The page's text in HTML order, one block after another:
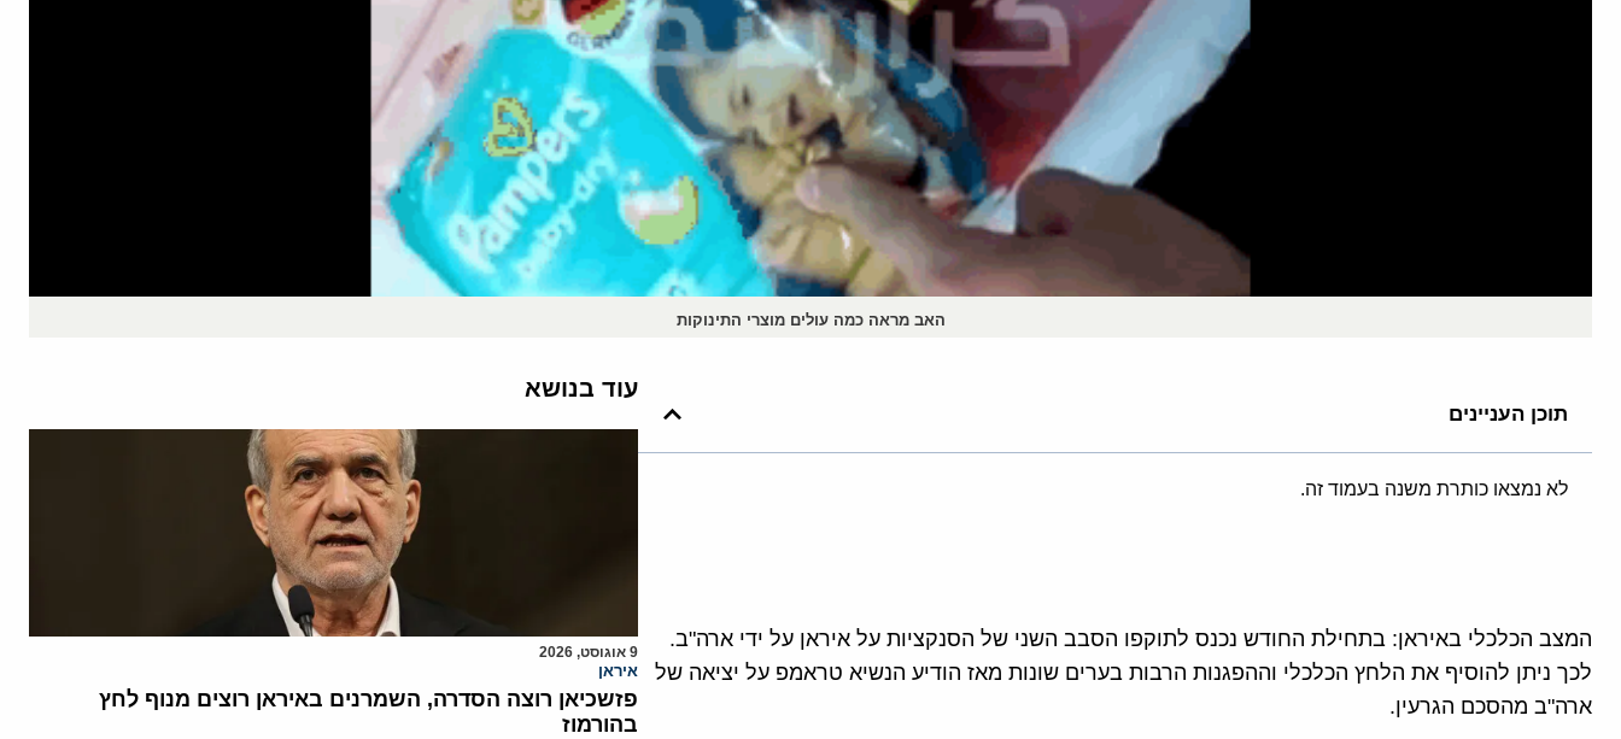
האב מראה כמה עולים מוצרי התינוקות
תוכן העניינים
לא נמצאו כותרת משנה בעמוד זה.
המצב הכלכלי באיראן: בתחילת החודש נכנס לתוקפו הסבב השני של הסנקציות על איראן על ידי ארה"ב.
לכך ניתן להוסיף את הלחץ הכלכלי וההפגנות הרבות בערים שונות מאז הודיע הנשיא טראמפ על יציאה של
ארה"ב מהסכם הגרעין.
עוד בנושא
9 אוגוסט, 2026
איראן
פזשכיאן רוצה הסדרה, השמרנים באיראן רוצים מנוף לחץ
בהורמוז